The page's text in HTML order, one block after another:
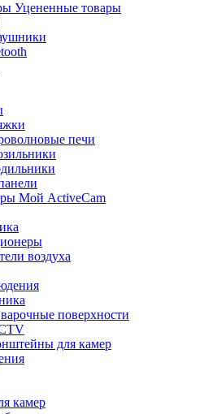
Уцененные товары
печи
Мой ActiveCam
воздуха
поверхности
для камер
камер